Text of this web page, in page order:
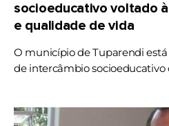
socioeducativo voltado
e qualidade de vida
O município de Tuparendi
de intercâmbio socioeducativo